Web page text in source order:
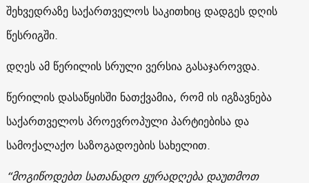
შეხვედრაზე საქართველოს საკითხიც დადგეს დღის
წესრიგში.
დღეს ამ წერილის სრული ვერსია გასაჯაროვდა.
წერილის დასაწყისში ნათქვამია, რომ ის იგზავნება
საქართველოს პროევროპული პარტიებისა და
სამოქალაქო საზოგადოების სახელით.
“მოგიწოდებთ სათანადო ყურადღება დაუთმოთ